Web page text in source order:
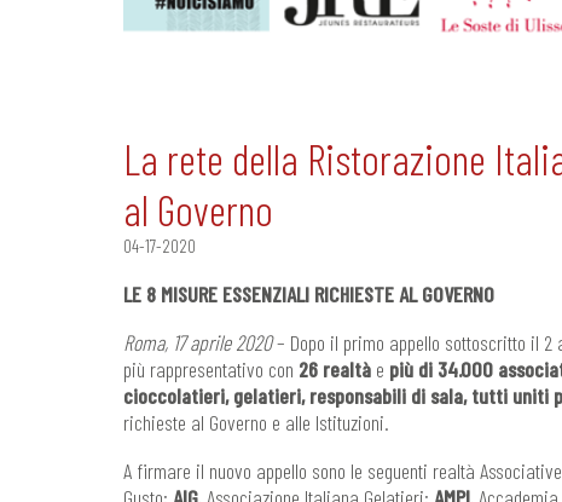
La rete della Ristorazione
al Governo
04-17-2020
LE 8 MISURE ESSENZIALI RICHIESTE AL GOVERNO
Roma, 17 aprile 2020– Dopo il primo appello sottoscritto il 2
più rappresentativo con 26 realtà e più di 34.000
cioccolatieri, gelatieri,responsabili di sala, tutti uniti
richieste al Governo e alle Istituzioni.
A firmare il nuovo appello sono le seguenti realtà